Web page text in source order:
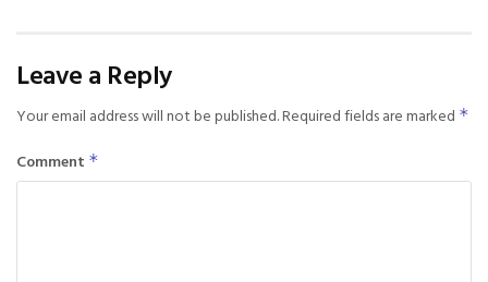
Leave a Reply
Your email address will not be published.Required fields are marked *
Comment *